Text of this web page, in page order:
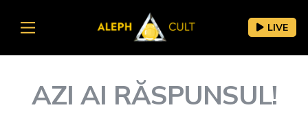
LIVE
AZI AI RĂSPUNSUL!